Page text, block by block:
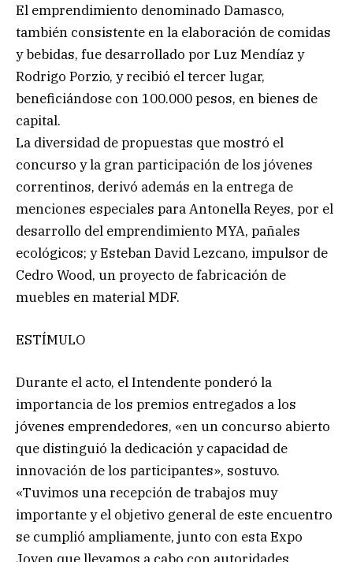
El emprendimiento denominado Damasco,
también consistente en la elaboración de comidas
y bebidas, fue desarrollado por Luz Mendíaz y
Rodrigo Porzio, y recibió el tercer lugar,
beneficiándose con 100.000 pesos, en bienes de
capital.
La diversidad de propuestas que mostró el
concurso y la gran participación de los jóvenes
correntinos, derivó además en la entrega de
menciones especiales para Antonella Reyes, por el
desarrollo del emprendimiento MYA, pañales
ecológicos; y Esteban David Lezcano, impulsor de
Cedro Wood, un proyecto de fabricación de
muebles en material MDF.
ESTÍMULO
Durante el acto, el Intendente ponderó la
importancia de los premios entregados a los
jóvenes emprendedores, «en un concurso abierto
que distinguió la dedicación y capacidad de
innovación de los participantes», sostuvo.
«Tuvimos una recepción de trabajos muy
importante y el objetivo general de este encuentro
se cumplió ampliamente, junto con esta Expo